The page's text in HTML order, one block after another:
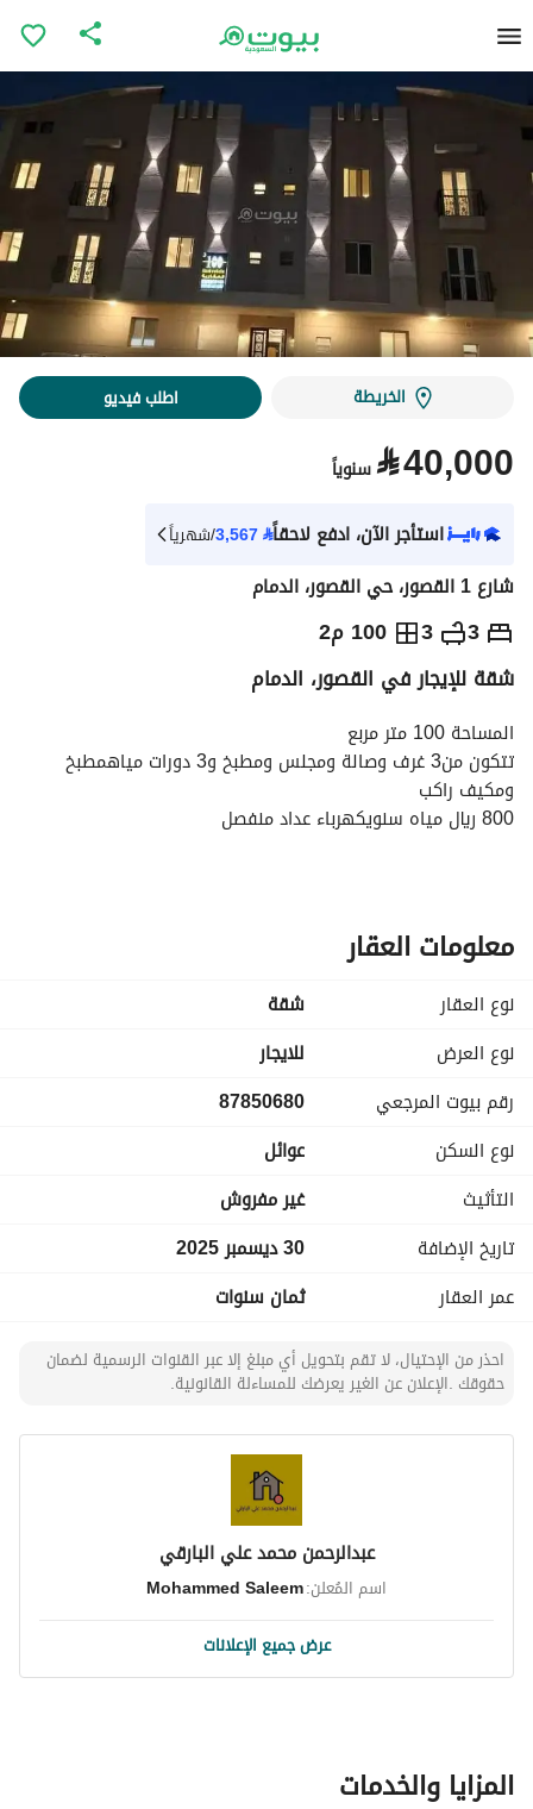
الخريطة اطلب فيديو
⃁40,000 سنوياً
استأجر الآن، ادفع لاحقاً⃁
3,567/شهرياً
شارع 1 القصور، حي القصور، الدمام
3
3 100 م2 ⃁
40,000سنوياً
الإعلان الاماكن القريبة
شقة للإيجار في القصور، الدمام
المساحة 100 متر مربع
ومكيف راكب
800 ريال مياه سنويكهرباء عداد منفصل
معلومات العقار
نوع العقار
شقة
نوع العرض
للايجار
رقم بيوت المرجعي
87850680
نوع السكن
عوائل
التأثيث
غير مفروش
تاريخ الإضافة
30 ديسمبر 2025
عمر العقار
ثمان سنوات
احذر من الإحتيال، لا تقم بتحويل أي مبلغ إلا عبر القنوات الرسمية لضمان
حقوقك .الإعلان عن الغير يعرضك للمساءلة القانونية.
عبدالرحمن محمد علي البارقي
اسم المُعلن:Mohammed Saleem
عرض جميع الإعلانات
المزايا والخدمات